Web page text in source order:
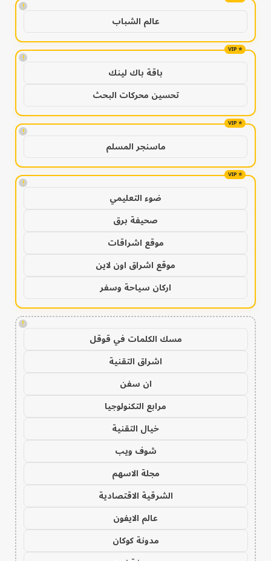
!
عالم الشباب
!
باقة باك لينك
تحسين محركات البحث
!
ماسنجر المسلم
!
ضوء التعليمي
صحيفة برق
موقع اشراقات
موقع اشراق اون لاين
اركان سياحة وسفر
!
مسك الكلمات في قوقل
اشراق التقنية
ان سفن
مرابع التكنولوجيا
خيال التقنية
شوف ويب
مجلة الاسهم
الشرقية الاقتصادية
عالم الايفون
مدونة كوكان